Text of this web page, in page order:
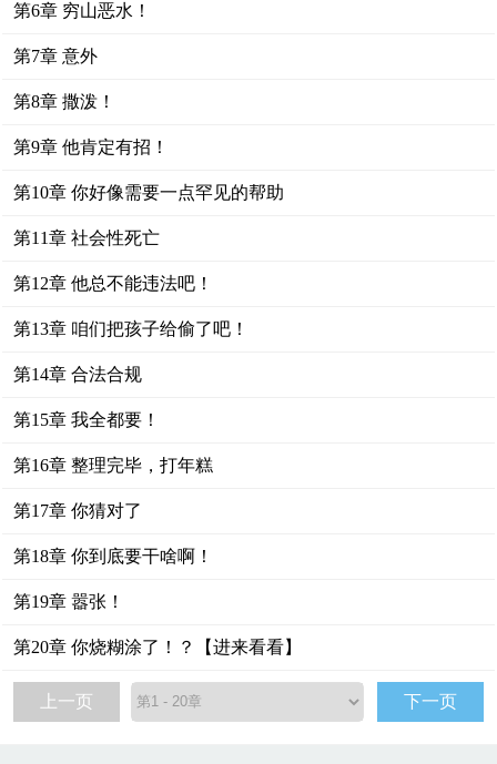
第6章 穷山恶水！
第7章 意外
第8章 撒泼！
第9章 他肯定有招！
第10章 你好像需要一点罕见的帮助
第11章 社会性死亡
第12章 他总不能违法吧！
第13章 咱们把孩子给偷了吧！
第14章 合法合规
第15章 我全都要！
第16章 整理完毕，打年糕
第17章 你猜对了
第18章 你到底要干啥啊！
第19章 嚣张！
第20章 你烧糊涂了！？【进来看看】
上一页 下一页